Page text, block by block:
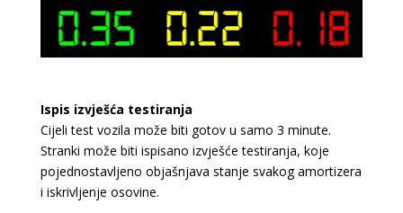
Ispis izvješća testiranja
Cijeli test vozila može biti gotov u samo 3 minute.
Stranki može biti ispisano izvješće testiranja, koje
pojednostavljeno objašnjava stanje svakog amortizera
i iskrivljenje osovine.